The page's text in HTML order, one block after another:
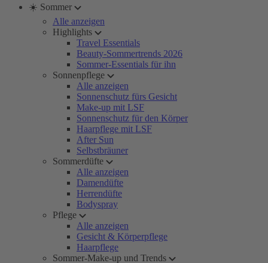
☀️ Sommer
Alle anzeigen
Highlights
Travel Essentials
Beauty-Sommertrends 2026
Sommer-Essentials für ihn
Sonnenpflege
Alle anzeigen
Sonnenschutz fürs Gesicht
Make-up mit LSF
Sonnenschutz für den Körper
Haarpflege mit LSF
After Sun
Selbstbräuner
Sommerdüfte
Alle anzeigen
Damendüfte
Herrendüfte
Bodyspray
Pflege
Alle anzeigen
Gesicht & Körperpflege
Haarpflege
Sommer-Make-up und Trends